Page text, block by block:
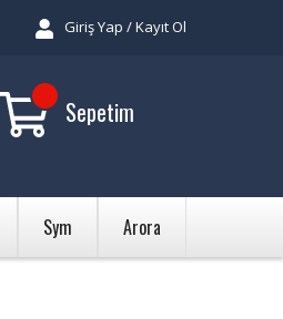
Giriş Yap / Kayıt Ol
Sepetim
Sym Arora